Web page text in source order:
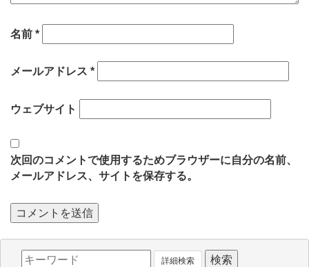
名前 *
メールアドレス *
ウェブサイト
次回のコメントで使用するためブラウザーに自分の名前、
メールアドレス、サイトを保存する。
詳細検索